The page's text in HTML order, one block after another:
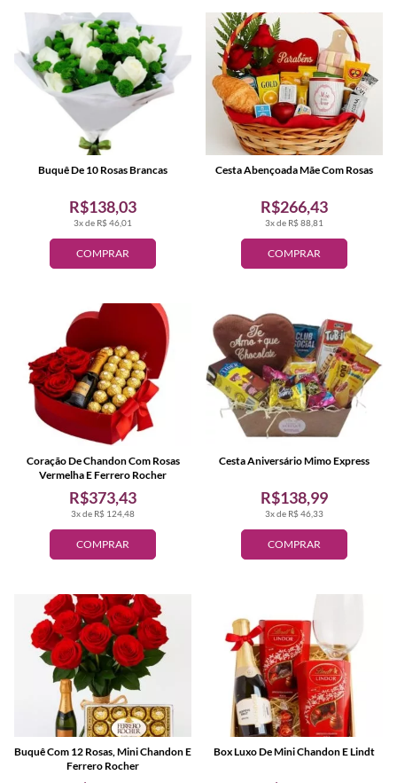
COMPRAR
3x de R$ 46,01
R$138,03
Buquê De 10 Rosas Brancas
COMPRAR
3x de R$ 88,81
R$266,43
Cesta Abençoada Mãe Com Rosas
COMPRAR
3x de R$ 124,48
R$373,43
Coração De Chandon Com Rosas
Vermelha E Ferrero Rocher
COMPRAR
3x de R$ 46,33
R$138,99
Cesta Aniversário Mimo Express
Buquê Com 12 Rosas, Mini Chandon E
Ferrero Rocher
Box Luxo De Mini Chandon E Lindt